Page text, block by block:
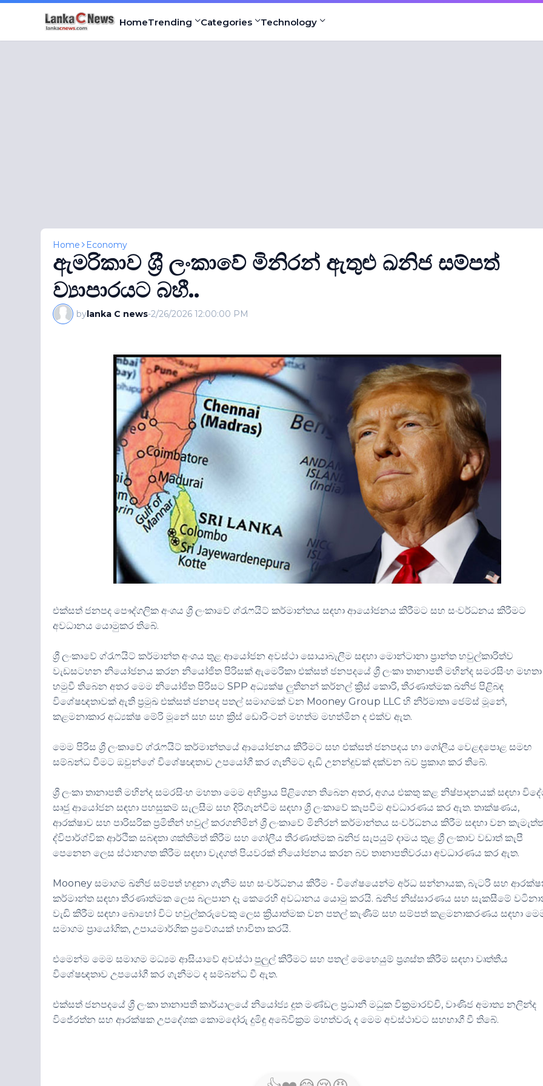
HomeTrending Categories Technology
Home Economy
ඇමරිකාව ශ‍්‍රී ලංකාවේ මිනිරන් ඇතුළු ඛනිජ සම්පත්
ව්‍යාපාරයට බහී..
bylanka C news-2/26/2026 12:00:00 PM
එක්සත් ජනපද පෞද්ගලික අංශය ශ්‍රී ලංකාවේ ග්රැෆයිට් කර්මාන්තය සඳහා ආයෝජනය කිරීමට සහ සංවර්ධනය කිරීමට
අවධානය යොමුකර තිබේ.
ශ්‍රී ලංකාවේ ග්රැෆයිට් කර්මාන්ත අංශය තුළ ආයෝජන අවස්ථා සොයාබැලීම සඳහා මොන්ටානා ප්‍රාන්ත හවුල්කාරිත්ව
වැඩසටහන නියෝජනය කරන නියෝජිත පිරිසක් ඇමෙරිකා එක්සත් ජනපදයේ ශ්‍රී ලංකා තානාපති මහින්ද සමරසිංහ මහතා
හමුවී තිබෙන අතර මෙම නියෝජිත පිරිසට SPP අධ්‍යක්ෂ ලුතිනන් කර්නල් ක්‍රිස් කොරි, තීරණාත්මක ඛනිජ පිළිබඳ
විශේෂඥතාවක් ඇති ප්‍රමුඛ එක්සත් ජනපද පතල් සමාගමක් වන Mooney Group LLC හි නිර්මාතෘ ජෙම්ස් මූනේ,
කළමනාකාර අධ්‍යක්ෂ මේරි මූනේ සහ සහ ක්‍රිස් ඩොරිංටන් මහත්ම මහත්මීන ද එක්ව ඇත.
මෙම පිරිස ශ්‍රී ලංකාවේ ග්රැෆයිට් කර්මාන්තයේ ආයෝජනය කිරීමට සහ එක්සත් ජනපදය හා ගෝලීය වෙළඳපොළ සමඟ
සම්බන්ධ වීමට ඔවුන්ගේ විශේෂඥතාව උපයෝගී කර ගැනීමට දැඩි උනන්දුවක් දක්වන බව ප්‍රකාශ කර තිබේ.
ශ්‍රී ලංකා තානාපති මහින්ද සමරසිංහ මහතා මෙම අභිප්‍රාය පිළිගෙන තිබෙන අතර, අගය එකතු කළ නිෂ්පාදනයක් සඳහා
සෘජු ආයෝජන සඳහා පහසුකම් සැලසීම සහ දිරිගැන්වීම සඳහා ශ්‍රී ලංකාවේ කැපවීම අවධාරණය කර ඇත. තාක්ෂණය,
ආරක්ෂාව සහ පාරිසරික ප්‍රමිතීන් හවුල් කරගනිමින් ශ්‍රී ලංකාවේ මිනිරන් කර්මාන්තය සංවර්ධනය කිරීම සඳහා වන
ද්විපාර්ශ්වික ආර්ථික සබඳතා ශක්තිමත් කිරීම සහ ගෝලීය තීරණාත්මක ඛනිජ සැපයුම් දාමය තුළ ශ්‍රී ලංකාව වඩාත් කැපී
පෙනෙන ලෙස ස්ථානගත කිරීම සඳහා වැදගත් පියවරක් නියෝජනය කරන බව තානාපතිවරයා අවධාරණය කර ඇත.
Mooney සමාගම ඛනිජ සම්පත් හඳුනා ගැනීම සහ සංවර්ධනය කිරීම - විශේෂයෙන්ම අර්ධ සන්නායක, බැටරි සහ
කර්මාන්ත සඳහා තීරණාත්මක ලෙස බලපාන දෑ කෙරෙහි අවධානය යොමු කරයි. ඛනිජ නිස්සාරණය සහ සැකසීමේ
වැඩි කිරීම සඳහා බොහෝ විට හවුල්කරුවෙකු ලෙස ක්‍රියාත්මක වන පතල් කැණීම් සහ සම්පත් කළමනාකරණය සඳහා
සමාගම ප්‍රායෝගික, උපායමාර්ගික ප්‍රවේශයක් භාවිතා කරයි.
එමෙන්ම මෙම සමාගම මධ්‍යම ආසියාවේ අවස්ථා පුලුල් කිරීමට සහ පතල් මෙහෙයුම් ප්‍රශස්ත කිරීම සඳහා වෘත්තීය
විශේෂඥතාව උපයෝගී කර ගැනීමට ද සම්බන්ධ වී ඇත.
එක්සත් ජනපදයේ ශ්‍රී ලංකා තානාපති කාර්යාලයේ නියෝජ්‍ය දූත මණ්ඩල ප්‍රධානී මධුක වික්‍රමාරච්චි, වාණිජ අමාත්‍ය නලින්ද
විජේරත්න සහ ආරක්ෂක උපදේශක කොමදෝරු දුමිඳු අබේවික්‍රම මහත්වරු ද මෙම අවස්ථාවට සහභාගී වී තිබේ.